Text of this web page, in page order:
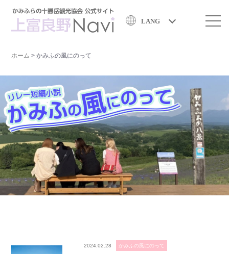
LANG
ホーム >かみふの風にのって
2024.02.28 かみふの風にのって